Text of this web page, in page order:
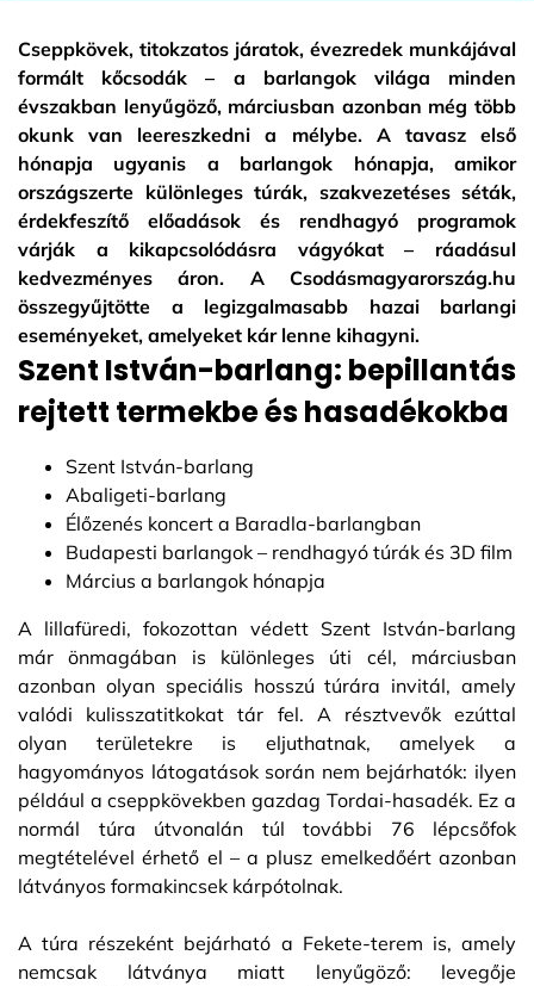
Cseppkövek, titokzatos járatok, évezredek munkájával
formált kőcsodák – a barlangok világa minden
évszakban lenyűgöző, márciusban azonban még több
okunk van leereszkedni a mélybe. A tavasz első
hónapja ugyanis a barlangok hónapja, amikor
országszerte különleges túrák, szakvezetéses séták,
érdekfeszítő előadások és rendhagyó programok
várják a kikapcsolódásra vágyókat – ráadásul
kedvezményes áron. A Csodásmagyarország.hu
összegyűjtötte a legizgalmasabb hazai barlangi
eseményeket, amelyeket kár lenne kihagyni.
Szent István-barlang: bepillantás
rejtett termekbe és hasadékokba
Szent István-barlang
Abaligeti-barlang
Élőzenés koncert a Baradla-barlangban
Budapesti barlangok – rendhagyó túrák és 3D film
Március a barlangok hónapja
A lillafüredi, fokozottan védett Szent István-barlang
már önmagában is különleges úti cél, márciusban
azonban olyan speciális hosszú túrára invitál, amely
valódi kulisszatitkokat tár fel. A résztvevők ezúttal
olyan területekre is eljuthatnak, amelyek a
hagyományos látogatások során nem bejárhatók: ilyen
például a cseppkövekben gazdag Tordai-hasadék. Ez a
normál túra útvonalán túl további 76 lépcsőfok
megtételével érhető el – a plusz emelkedőért azonban
látványos formakincsek kárpótolnak.
A túra részeként bejárható a Fekete-terem is, amely
nemcsak látványa miatt lenyűgöző: levegője